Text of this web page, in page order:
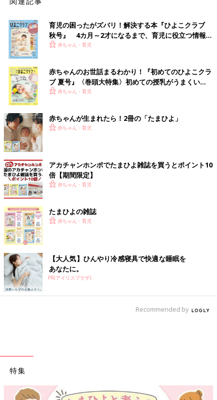
育児の困ったがズバリ！解決する本『ひよこクラブ
秋号』 4カ月～2才になるまで、育児に役立つ情報が
いっぱい！
赤ちゃん・育児
赤ちゃんのお世話まるわかり！『初めてのひよこクラ
ブ 夏号』〈巻頭大特集〉初めての授乳がうまくい
く！ おっぱい・ミルクの基本と夏のトラブル 解決テ
赤ちゃん・育児
赤ちゃんが生まれたら！2冊の「たまひよ」
赤ちゃん・育児
アカチャンホンポでたまひよ雑誌を買うとポイント10
倍【期間限定】
赤ちゃん・育児
たまひよの雑誌
赤ちゃん・育児
【大人気】ひんやり冷感寝具で快適な睡眠を
あなたに。
PR(アイリスプラザ)
Recommended by
特集
【ワクチン接種できるものも】妊婦の感染症対策、知ってお